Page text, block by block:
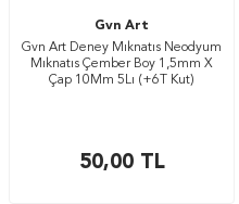
Gvn Art
Gvn Art Deney Mıknatıs Neodyum
Mıknatıs Çember Boy 1,5mm X
Çap 10Mm 5Lı (+6T Kut)
50,00TL